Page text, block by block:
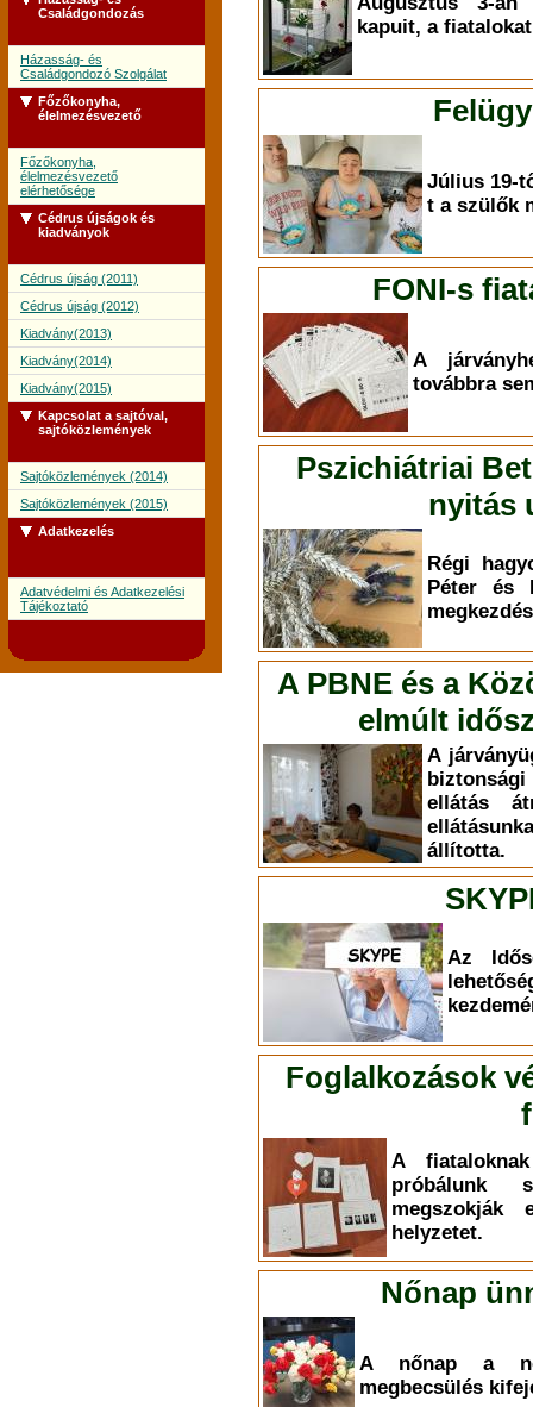
Családgondozás
Házasság- és
Családgondozó Szolgálat
Főzőkonyha,
élelmezésvezető
Főzőkonyha,
élelmezésvezető
elérhetősége
Cédrus újságok és
kiadványok
Cédrus újság (2011)
Cédrus újság (2012)
Kiadvány(2013)
Kiadvány(2014)
Kiadvány(2015)
Kapcsolat a sajtóval,
sajtóközlemények
Sajtóközlemények (2014)
Sajtóközlemények (2015)
Adatkezelés
Adatvédelmi és Adatkezelési
Tájékoztató
kapuit, a
Július 19-
t a szülők
FONI-s
A
továbbra
Pszichiátriai
nyitás
Régi
Péter és
A PBNE és a
elmúlt
A
ellátás
állította.
Az
Foglalkozások
A
próbálunk
megszokják
helyzetet.
Nőnap
A nőnap a
megbecsülés